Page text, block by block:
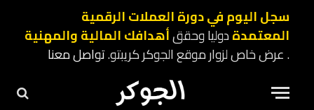
سجل اليوم في دورة العملات الرقمية
المعتمدةدوليا وحققأهدافك المالية والمهنية
. عرض خاص لزوار موقع الجوكر كريبتو.تواصل معنا